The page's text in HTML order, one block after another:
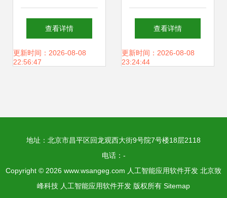
体解决方案 人工智
能应用软件开发的
查看详情
更新时间：2026-08-08
22:56:47
回馈投资者，展现
人工智能应用发展
查看详情
更新时间：2026-08-08
23:24:44
地址：北京市昌平区回龙观西大街9号院7号楼18层2118
电话：-
Copyright © 2026 www.wsangeg.com 人工智能应用软件开发 北京致
峰科技 人工智能应用软件开发 版权所有 Sitemap